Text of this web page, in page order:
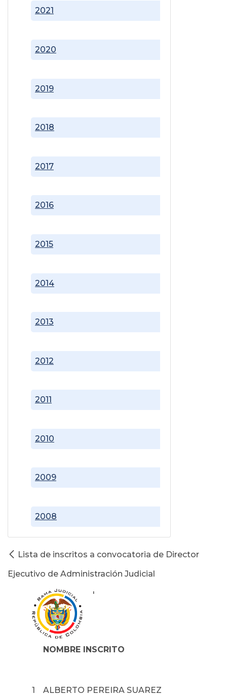
2008
2009
2010
2011
2012
2013
2014
2015
2016
2017
2018
2019
2020
2021
Lista de inscritos a convocatoria de Director
Ejecutivo de Administración Judicial
'
NOMBRE INSCRITO
1 ALBERTO PEREIRA SUAREZ